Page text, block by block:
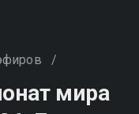
/
мира